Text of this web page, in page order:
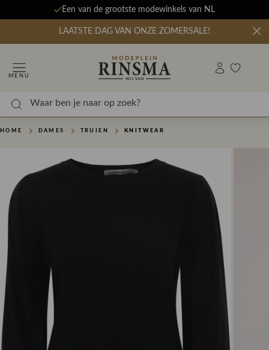
Een van de grootste modewinkels van NL
LAATSTE DAG VAN ONZE ZOMERSALE!
MENU
HOME DAMES TRUIEN KNITWEAR